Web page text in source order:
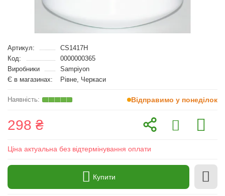
Артикул:
CS1417H
Код:
0000000365
Виробники
Sampiyon
Є в магазинах:
Рівне, Черкаси
Відправимо у понеділок
298 ₴
Ціна актуальна без відтермінування оплати
Купити